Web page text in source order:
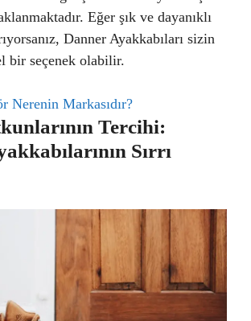
Eğer şık ve dayanıklı
Danner Ayakkabıları sizin
bir seçenek olabilir.
Nerenin Markasıdır?
Tercihi:
Sırrı